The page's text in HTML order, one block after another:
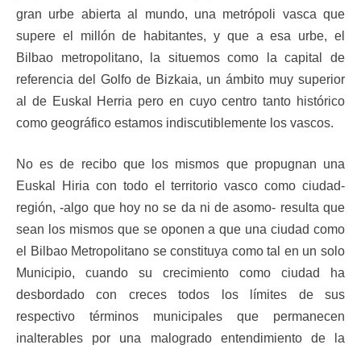
gran urbe abierta al mundo, una metrópoli vasca que
supere el millón de habitantes, y que a esa urbe, el
Bilbao metropolitano, la situemos como la capital de
referencia del Golfo de Bizkaia, un ámbito muy superior
al de Euskal Herria pero en cuyo centro tanto histórico
como geográfico estamos indiscutiblemente los vascos.
No es de recibo que los mismos que propugnan una
Euskal Hiria con todo el territorio vasco como ciudad-
región, -algo que hoy no se da ni de asomo- resulta que
sean los mismos que se oponen a que una ciudad como
el Bilbao Metropolitano se constituya como tal en un solo
Municipio, cuando su crecimiento como ciudad ha
desbordado con creces todos los límites de sus
respectivo términos municipales que permanecen
inalterables por una malogrado entendimiento de la